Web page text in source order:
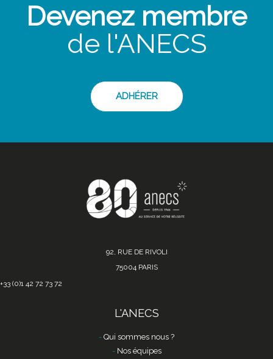
Devenez membre
de l'ANECS
ADHÉRER
92, RUE DE RIVOLI
75004 PARIS
+33 (0)1 42 72 73 72
L'ANECS
Qui sommes nous ?
Nos équipes